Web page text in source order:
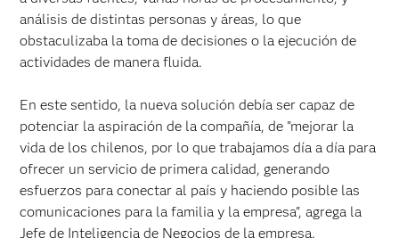
análisis de distintas personas y áreas, lo que
obstaculizaba la toma de decisiones o la ejecución de
actividades de manera fluida.
En este sentido, la nueva solución debía ser capaz de
potenciar la aspiración de la compañía, de "mejorar la
vida de los chilenos, por lo que trabajamos día a día para
ofrecer un servicio de primera calidad, generando
esfuerzos para conectar al país y haciendo posible las
comunicaciones para la familia y la empresa", agrega la
Jefe de Inteligencia de Negocios de la empresa.